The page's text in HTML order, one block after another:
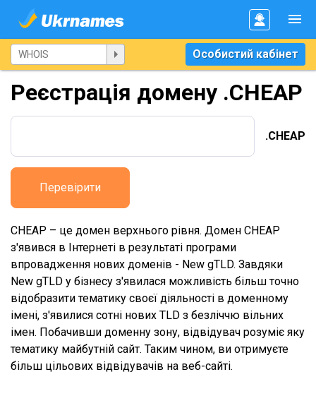
Особистий кабінет
Реєстрація домену .CHEAP
.CHEAP
Перевірити
CHEAP – це домен верхнього рівня. Домен CHEAP
з'явився в Інтернеті в результаті програми
впровадження нових доменів - New gTLD. Завдяки
New gTLD у бізнесу з'явилася можливість більш точно
відобразити тематику своєї діяльності в доменному
імені, з'явилися сотні нових TLD з безліччю вільних
імен. Побачивши доменну зону, відвідувач розуміє яку
тематику майбутній сайт. Таким чином, ви отримуєте
більш цільових відвідувачів на веб-сайті.